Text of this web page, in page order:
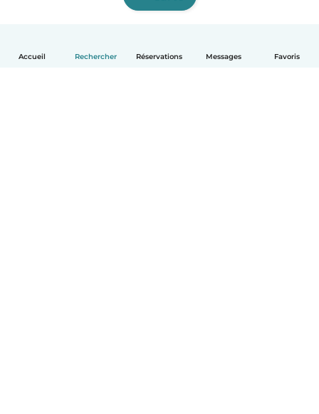
Accueil Rechercher Réservations Messages Favoris